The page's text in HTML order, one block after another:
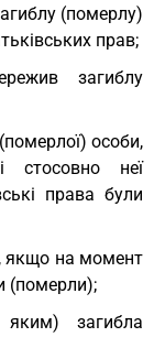
(померлу)
прав;
загиблу
особи,
стосовно неї
права були
якщо на момент
(померли);
загибла